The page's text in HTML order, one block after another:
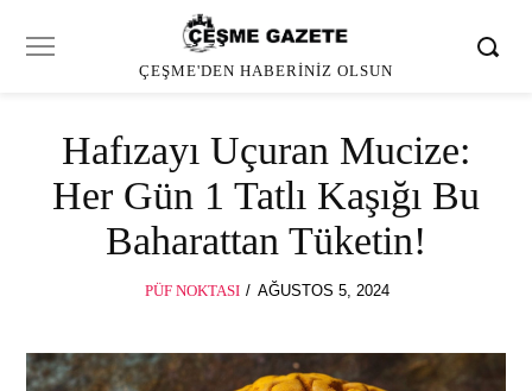
ÇEŞME'DEN HABERINIZ OLSUN
Hafızayı Uçuran Mucize:
Her Gün 1 Tatlı Kaşığı Bu
Baharattan Tüketin!
PÜF NOKTASI
POSTED
AĞUSTOS 5, 2024